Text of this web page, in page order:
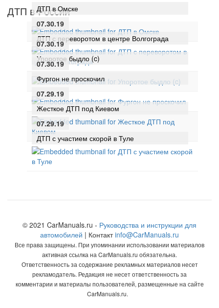
ДТП в России
ДТП в Омске
07.30.19
ДТП с переворотом в центре Волгограда
07.30.19
Упоротое быдло (c)
07.30.19
Фургон не проскочил
07.29.19
Жесткое ДТП под Киевом
07.29.19
ДТП с участием скорой в Туле
© 2021 CarManuals.ru - Руководства и инструкции для
автомобилей | Контактinfo@CarManuals.ru
Все права защищены. При упоминании использовании материалов
активная ссылка на CarManuals.ru обязательна.
Ответственность за содержание рекламных материалов несет
рекламодатель. Редакция не несет ответственность за
комментарии и материалы пользователей, размещенные на сайте
CarManuals.ru.